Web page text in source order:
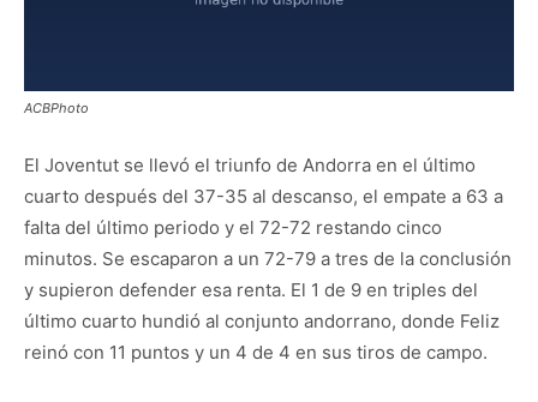
ACBPhoto
El Joventut se llevó el triunfo de Andorra en el último
cuarto después del 37-35 al descanso, el empate a 63 a
falta del último periodo y el 72-72 restando cinco
minutos. Se escaparon a un 72-79 a tres de la conclusión
y supieron defender esa renta. El 1 de 9 en triples del
último cuarto hundió al conjunto andorrano, donde Feliz
reinó con 11 puntos y un 4 de 4 en sus tiros de campo.